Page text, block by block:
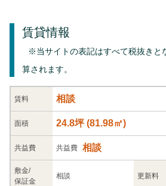
賃貸情報
※当サイトの表記はすべて税抜きと
算されます。
賃料 相談
面積 24.8坪(81.98㎡)
共益費 共益費 相談
敷金/
保証金
相談 更新料